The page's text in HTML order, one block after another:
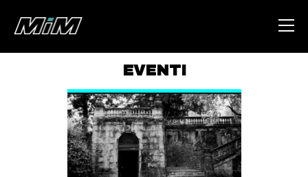
ABOUT
AREA
DEGENERAZIONE
EVENTI